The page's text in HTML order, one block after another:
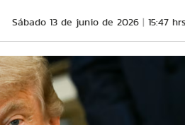
Sábado 13 de junio de 2026 15:47 hrs